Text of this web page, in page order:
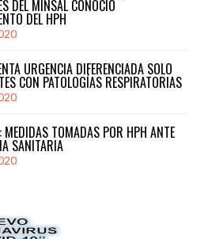
DEL MINSAL CONOCIÓ
DEL HPH
URGENCIA DIFERENCIADA SOLO
CON PATOLOGÍAS RESPIRATORIAS
MEDIDAS TOMADAS POR HPH ANTE
SANITARIA